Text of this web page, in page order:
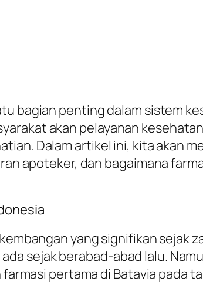
bagian penting dalam sistem
akan pelayanan
Dalam artikel ini, kita akan
apoteker, dan bagaimana
yang signifikan sejak
sejak berabad-abad lalu.
pertama di Batavia pada